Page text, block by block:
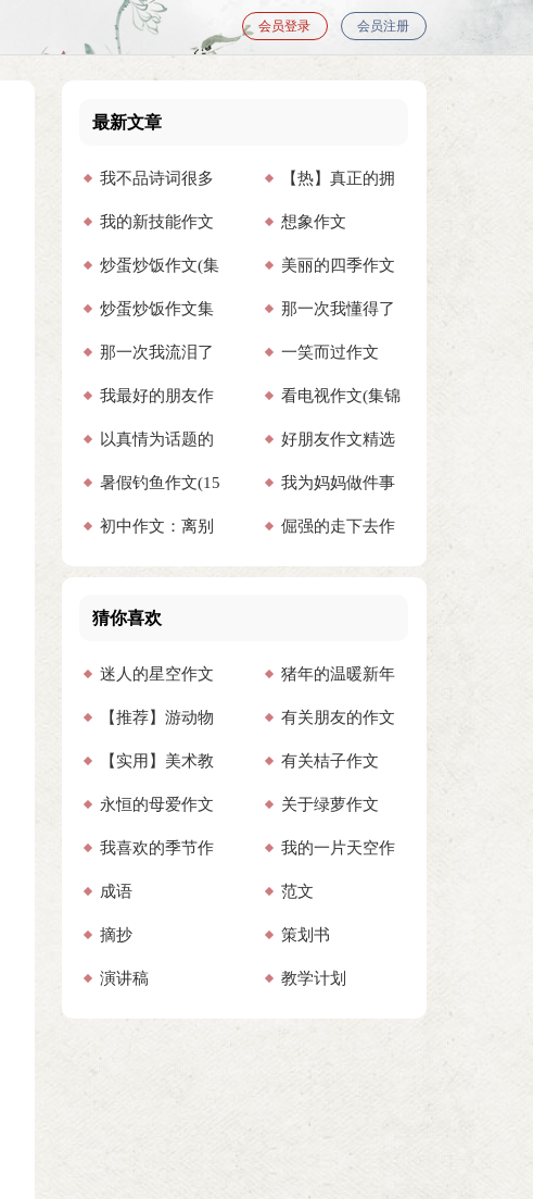
会员登录 会员注册
最新文章
我不品诗词很多
年作文
【热】真正的拥
有作文
我的新技能作文 想象作文
炒蛋炒饭作文(集
合15篇)
美丽的四季作文
通用15篇
炒蛋炒饭作文集
合15篇
那一次我懂得了
遵守时间作文
那一次我流泪了
作文通用15篇
一笑而过作文
我最好的朋友作
文500字
看电视作文(集锦
15篇)
以真情为话题的
作文（通用9篇）
好朋友作文精选
15篇
暑假钓鱼作文(15
篇)
我为妈妈做件事
作文
初中作文：离别
的馈赠
倔强的走下去作
文
猜你喜欢
迷人的星空作文
集合15篇
猪年的温暖新年
祝福语
【推荐】游动物
园作文
有关朋友的作文
(通用15篇)
【实用】美术教
学计划汇编四篇
有关桔子作文
永恒的母爱作文
(汇编15篇)
关于绿萝作文
我喜欢的季节作
文(合集15篇)
我的一片天空作
文(汇编15篇)
成语 范文
摘抄 策划书
演讲稿 教学计划